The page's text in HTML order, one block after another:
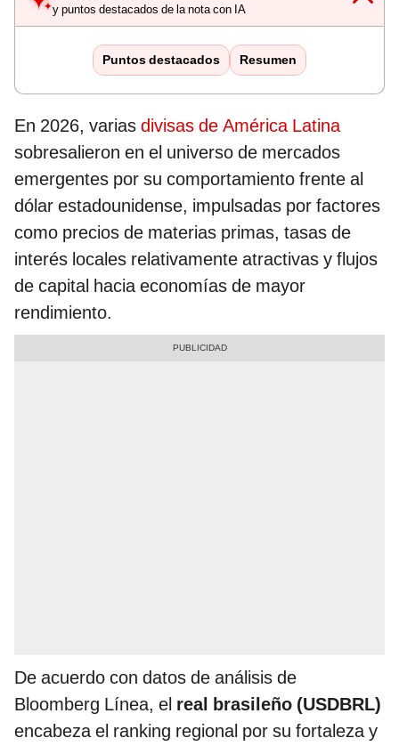
y puntos destacados de la nota con IA
Puntos destacados Resumen
En 2026, varias divisas de América Latina
sobresalieron en el universo de mercados
emergentes por su comportamiento frente al
dólar estadounidense, impulsadas por factores
como precios de materias primas, tasas de
interés locales relativamente atractivas y flujos
de capital hacia economías de mayor
rendimiento.
De acuerdo con datos de análisis de
Bloomberg Línea, el real brasileño (USDBRL)
encabeza el ranking regional por su fortaleza y